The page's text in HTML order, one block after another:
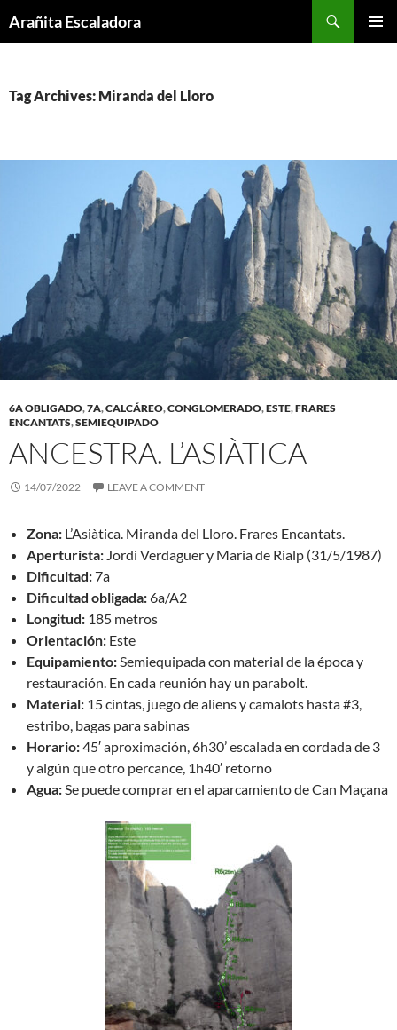
toArañita Escaladora
Tag Archives: Miranda del Lloro
6A OBLIGADO,7A,CALCÁREO,CONGLOMERADO,ESTE,FRARES
ENCANTATS,SEMIEQUIPADO
ANCESTRA. L’ASIÀTICA
14/07/2022 LEAVE A COMMENT
Zona: L’Asiàtica. Miranda del Lloro. Frares Encantats.
Aperturista: Jordi Verdaguer y Maria de Rialp (31/5/1987)
Dificultad:7a
Dificultad obligada:6a/A2
Longitud: 185 metros
Orientación: Este
Equipamiento:Semiequipada con material de la época y
restauración. En cada reunión hay un parabolt.
Material: 15 cintas, juego de aliens y camalots hasta #3,
estribo, bagas para sabinas
Horario:45′ aproximación, 6h30’ escalada en cordada de 3
y algún que otro percance, 1h40′ retorno
Agua:Se puede comprar en el aparcamiento de Can Maçana